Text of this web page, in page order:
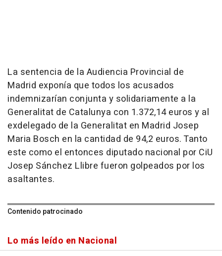
La sentencia de la Audiencia Provincial de
Madrid exponía que todos los acusados
indemnizarían conjunta y solidariamente a la
Generalitat de Catalunya con 1.372,14 euros y al
exdelegado de la Generalitat en Madrid Josep
Maria Bosch en la cantidad de 94,2 euros. Tanto
este como el entonces diputado nacional por CiU
Josep Sánchez Llibre fueron golpeados por los
asaltantes.
Contenido patrocinado
Lo más leído en Nacional